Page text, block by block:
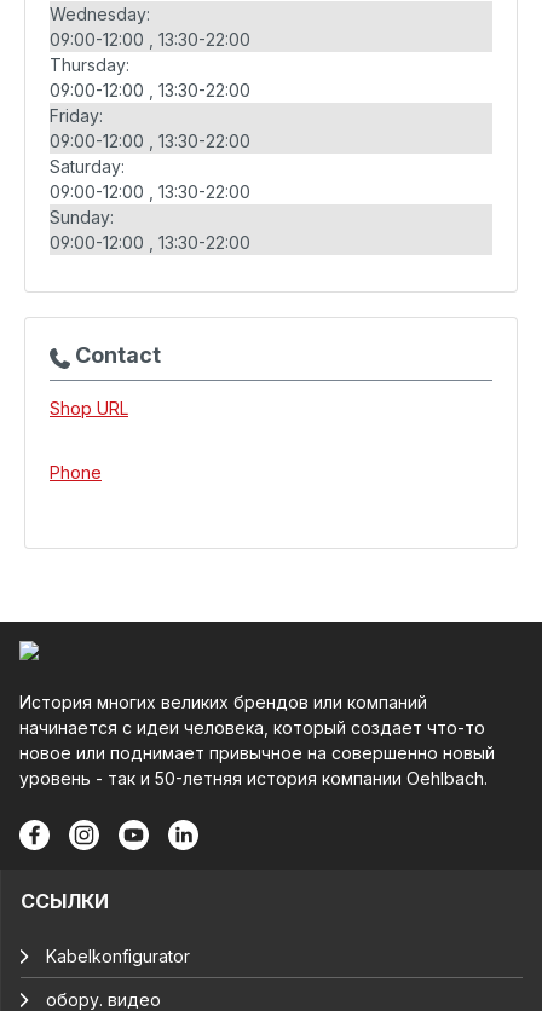
Wednesday:
09:00-12:00
13:30-22:00
Thursday:
09:00-12:00
13:30-22:00
Friday:
09:00-12:00
13:30-22:00
Saturday:
09:00-12:00
13:30-22:00
Sunday:
09:00-12:00
13:30-22:00
Contact
Shop URL
Phone
История многих великих брендов или компаний
начинается с идеи человека, который создает что-то
новое или поднимает привычное на совершенно новый
уровень - так и 50-летняя история компании Oehlbach.
ССЫЛКИ
Kabelkonfigurator
обору. видео